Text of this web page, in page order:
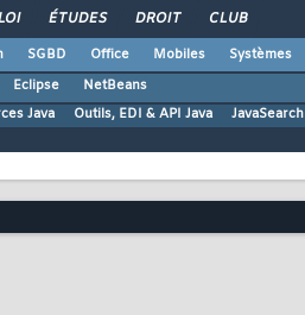
ÉTUDES DROIT CLUB
SGBD Office Mobiles
Systèmes
Eclipse
NetBeans
Java Outils, EDI & API Java JavaSearch